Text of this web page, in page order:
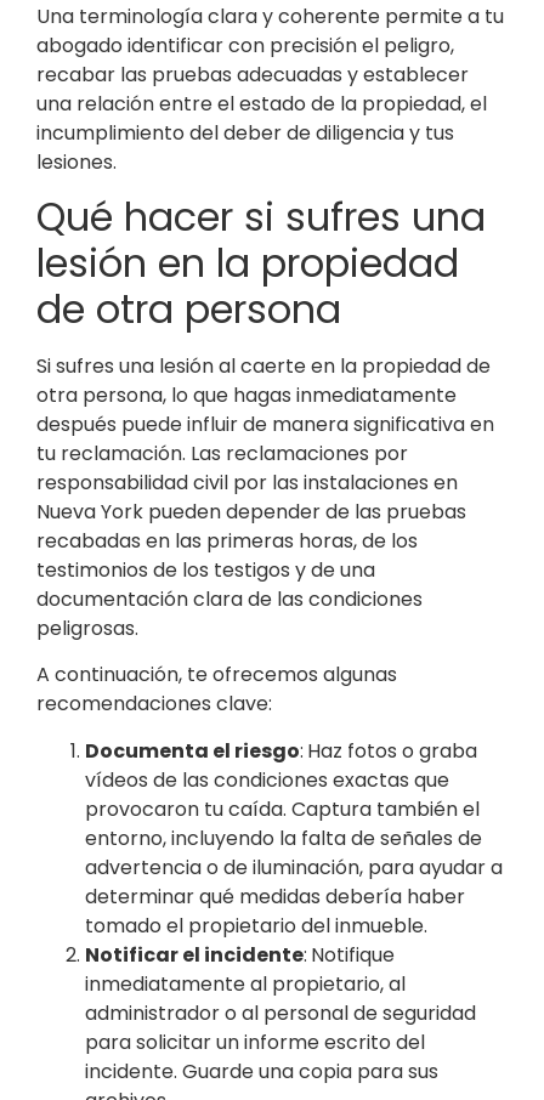
Una terminología clara y coherente permite a tu
abogado identificar con precisión el peligro,
recabar las pruebas adecuadas y establecer
una relación entre el estado de la propiedad, el
incumplimiento del deber de diligencia y tus
lesiones.
Qué hacer si sufres una
lesión en la propiedad
de otra persona
Si sufres una lesión al caerte en la propiedad de
otra persona, lo que hagas inmediatamente
después puede influir de manera significativa en
tu reclamación. Las reclamaciones por
responsabilidad civil por las instalaciones en
Nueva York pueden depender de las pruebas
recabadas en las primeras horas, de los
testimonios de los testigos y de una
documentación clara de las condiciones
peligrosas.
A continuación, te ofrecemos algunas
recomendaciones clave:
Documenta el riesgo: Haz fotos o graba
vídeos de las condiciones exactas que
provocaron tu caída. Captura también el
entorno, incluyendo la falta de señales de
advertencia o de iluminación, para ayudar a
determinar qué medidas debería haber
tomado el propietario del inmueble.
Notificar el incidente: Notifique
inmediatamente al propietario, al
administrador o al personal de seguridad
para solicitar un informe escrito del
incidente. Guarde una copia para sus